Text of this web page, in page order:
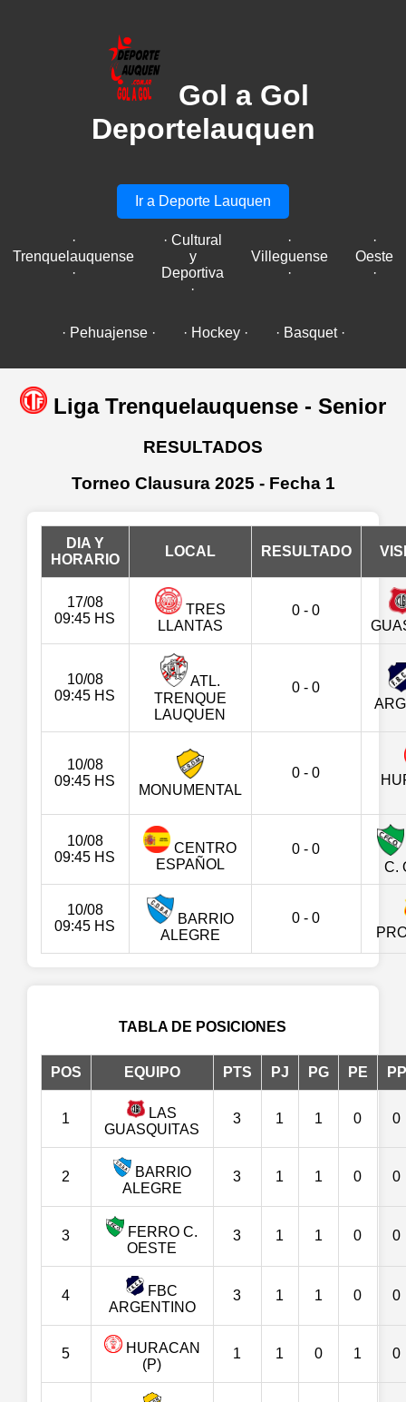
Gol a Gol
Deportelauquen
Ir a Deporte Lauquen
·
Trenquelauquense
·
· Cultural
y
Deportiva
·
·
Villeguense
·
·
Oeste
·
· Pehuajense · · Hockey · · Basquet ·
Liga Trenquelauquense - Senior
RESULTADOS
Torneo Clausura 2025 - Fecha 1
DIA Y
HORARIO
LOCAL RESULTADO
17/08
09:45 HS
TRES
LLANTAS
0 - 0
10/08
09:45 HS
ATL.
TRENQUE
LAUQUEN
0 - 0
10/08
09:45 HS
MONUMENTAL
0 - 0
10/08
09:45 HS
CENTRO
ESPAÑOL
0 - 0
C.
10/08
09:45 HS
BARRIO
ALEGRE
0 - 0
TABLA DE POSICIONES
POS EQUIPO PTS PJ PG PE PP
1
LAS
GUASQUITAS
3 1 1 0 0
2
BARRIO
ALEGRE
3 1 1 0 0
3
FERRO C.
OESTE
3 1 1 0 0
4
FBC
ARGENTINO
3 1 1 0 0
5
HURACAN
(P)
1 1 0 1 0